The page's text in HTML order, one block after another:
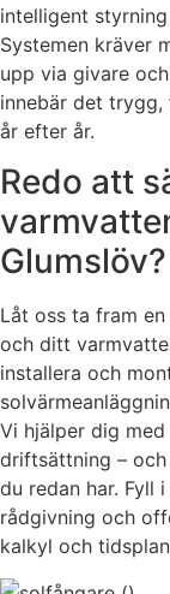
intelligent
Systemen kräver
upp via givare
innebär det
år efter år.
Redo att
Glumslöv?
Låt oss ta fram
och ditt
installera och
Vi hjälper dig
driftsättning –
du redan har. Fyll
rådgivning och
kalkyl och